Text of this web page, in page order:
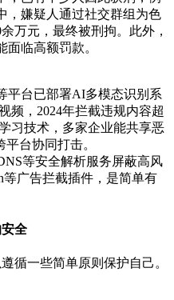
，嫌疑人通过社交群组为色
万元，最终被刑拘。此外，
临高额罚款。
平台已部署AI多模态识别系
频，2024年拦截违规内容超
习技术，多家企业能共享恶
台协同打击。
等安全解析服务屏蔽高风
等广告拦截插件，是简单有
全
循一些简单原则保护自己。